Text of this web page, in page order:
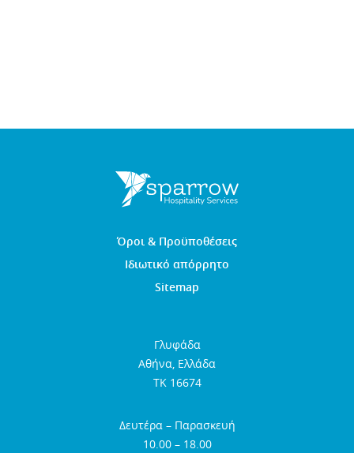
Όροι & Προϋποθέσεις
Ιδιωτικό απόρρητο
Sitemap
Γλυφάδα
Αθήνα, Ελλάδα
TK 16674
Δευτέρα – Παρασκευή
10.00 – 18.00